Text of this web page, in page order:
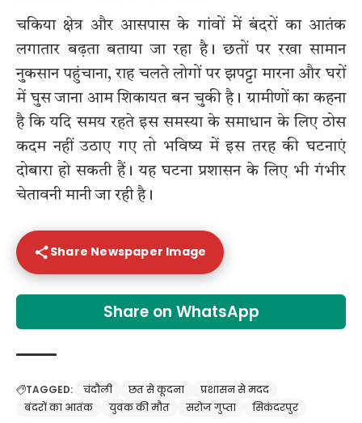
चकिया क्षेत्र और आसपास के गांवों में बंदरों का आतंक
लगातार बढ़ता बताया जा रहा है। छतों पर रखा सामान
नुकसान पहुंचाना, राह चलते लोगों पर झपट्टा मारना और घरों
में घुस जाना आम शिकायत बन चुकी है। ग्रामीणों का कहना
है कि यदि समय रहते इस समस्या के समाधान के लिए ठोस
कदम नहीं उठाए गए तो भविष्य में इस तरह की घटनाएं
दोबारा हो सकती हैं। यह घटना प्रशासन के लिए भी गंभीर
चेतावनी मानी जा रही है।
Share Newspaper Image
Share on WhatsApp
TAGGED: चंदौली छत से कूदना
प्रशासन से मदद
बंदरों का आतंक
युवक की मौत सरोज गुप्ता सिकंदरपुर